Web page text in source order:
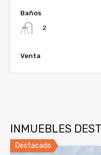
Baños
2
Venta
INMUEBLES
Destacado